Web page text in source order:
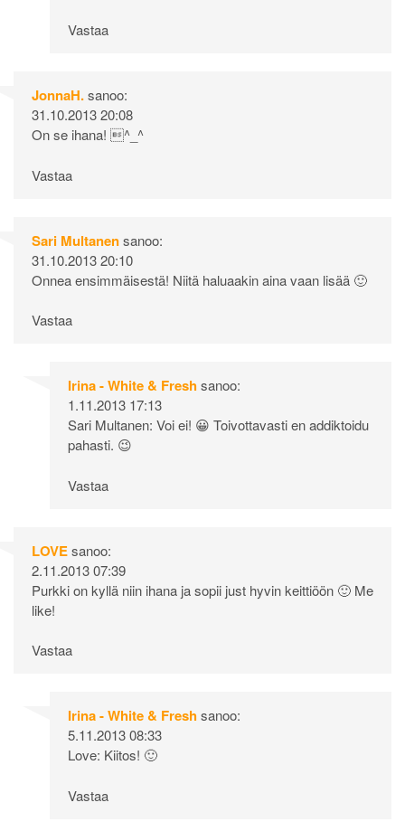
Vastaa
JonnaH.sanoo:
31.10.2013 20:08
On se ihana! ^_^
Vastaa
Sari Multanensanoo:
31.10.2013 20:10
Onnea ensimmäisestä! Niitä haluaakin aina vaan lisää 🙂
Vastaa
Irina - White & Freshsanoo:
1.11.2013 17:13
Sari Multanen: Voi ei! 😀 Toivottavasti en addiktoidu
pahasti. 😉
Vastaa
LOVEsanoo:
2.11.2013 07:39
Purkki on kyllä niin ihana ja sopii just hyvin keittiöön 🙂 Me
like!
Vastaa
Irina - White & Freshsanoo:
5.11.2013 08:33
Love: Kiitos! 🙂
Vastaa